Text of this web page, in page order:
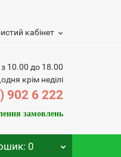
кабінет
10.00 до 18.00
крім неділі
902 6 222
замовлень
: 0